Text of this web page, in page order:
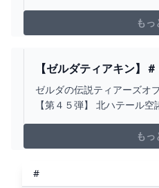
入手できるアイテムなどを
も
【ゼルダティアキン】
望台とジルダグマチの
祠も攻略 - フィンのゲ
ゼルダの伝説ティアーズオ
【第４５弾】 北ハテール
も
#